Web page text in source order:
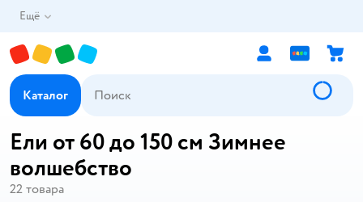
Ещё
Каталог
Ели от 60 до 150 см Зимнее
волшебство
22 товара